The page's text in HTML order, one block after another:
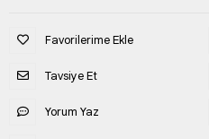
Favorilerime Ekle
Tavsiye Et
Yorum Yaz